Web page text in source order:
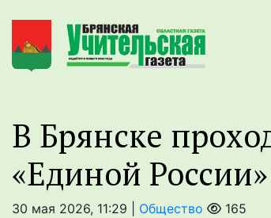
В Брянске
«Единой России»
30 мая 2026, 11:29 | Общество 165